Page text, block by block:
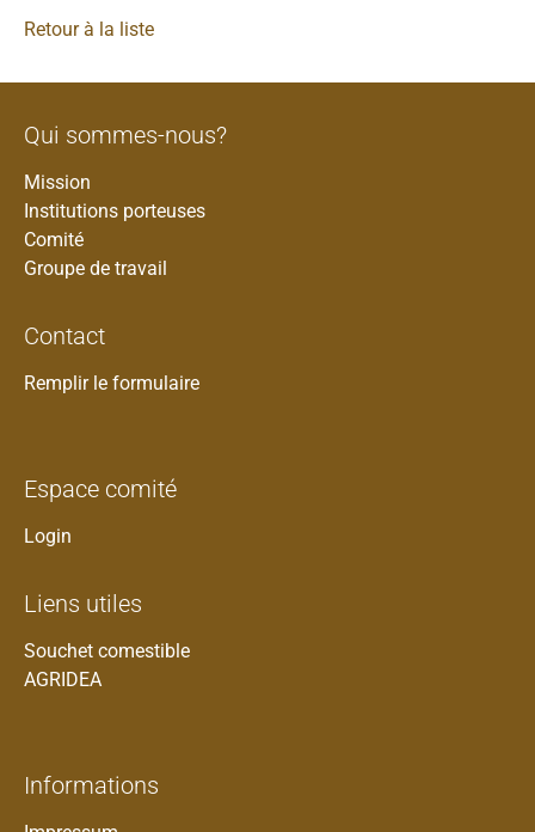
Retour à la liste
Qui sommes-nous?
Mission
Institutions porteuses
Comité
Groupe de travail
Contact
Remplir le formulaire
Espace comité
Login
Liens utiles
Souchet comestible
AGRIDEA
Informations